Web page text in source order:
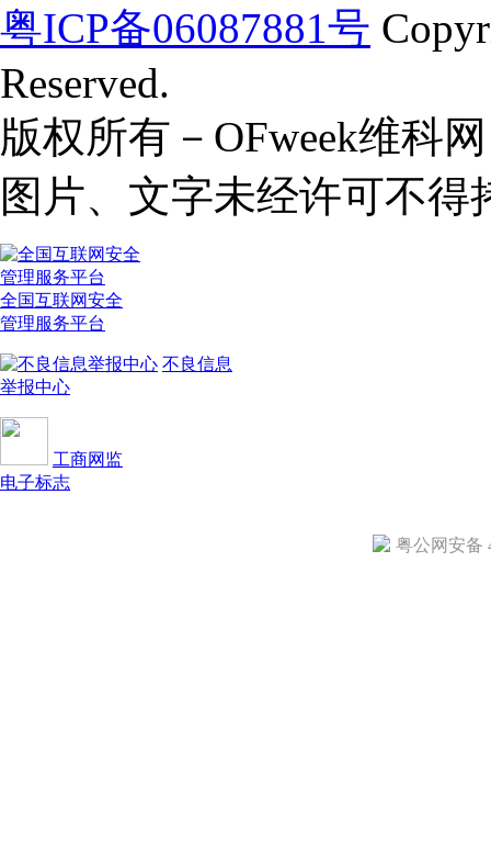
粤ICP备06087881号
Reserved.
版权所有－OFweek维科
图片、文字未经许可不得
全国互联网安全
管理服务平台
不良信息
举报中心
工商网监
电子标志
粤公网安备